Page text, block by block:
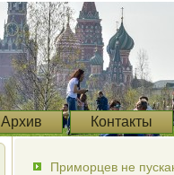
Архив Контакты
Приморцев не